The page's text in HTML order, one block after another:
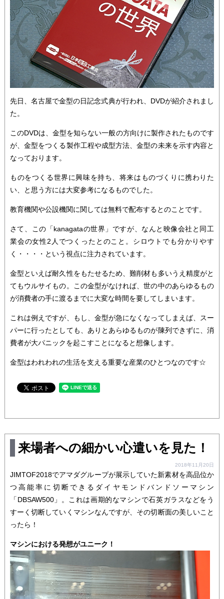
先日、名古屋で金型の日記念式典が行われ、DVDが紹介されまし
た。
このDVDは、金型を知らない一般の方向けに製作されたものです
が、金型をつくる製作工程や成型方法、金型の未来を示す内容と
なっております。
ものをつくる世界に興味を持ち、将来はものづくりに携わりた
い、と思う方には大変参考になるものでした。
教育機関や公設機関に関しては無料で配布するとのことです。
さて、この「kanagataの世界」ですが、なんと映像会社と同工
業会の女性2人でつくったとのこと。シロウトでも分かりやす
く・・・・という視点に注力されています。
金型といえば耐久性をもたせるため、難削材も多いうえ精度がと
てもウルサイもの。この金型がなければ、世の中のあらゆるもの
が消費者の手に渡るまでに大変な時間を要してしまいます。
これは例えですが、もし、金型が急になくなってしまえば、スー
パーに行ったとしても、ありとあらゆるものが陳列できずに、消
費者が大パニックを起こすことになると想像します。
金型はわれわれの生活を支える重要な産業のひとつなのです☆
来場者への細かい心遣いを見た！
2018年11月20日
JIMTOF2018でアマダグループが展示していた新素材を高品位か
つ高能率に切断できるダイヤモンドバンドソーマシン
「DBSAW500」。これは画期的なマシンで石英ガラスなどをう
すーく切断していくマシンなんですが、その切断面の美しいこと
ったら！
マシンにおける発想がユニーク！